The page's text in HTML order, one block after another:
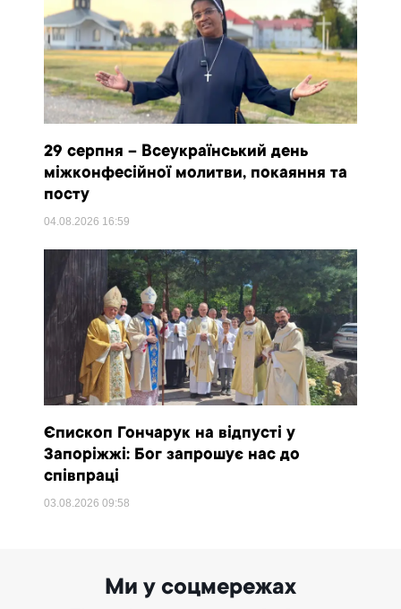
29 серпня – Всеукраїнський день
міжконфесійної молитви, покаяння та
посту
04.08.2026 16:59
Єпископ Гончарук на відпусті у
Запоріжжі: Бог запрошує нас до
співпраці
03.08.202609:58
Ми у соцмережах